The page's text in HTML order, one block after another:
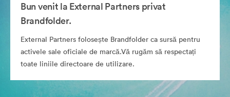
Bun venit la External Partners privat
Brandfolder.
External Partners folosește Brandfolder ca sursă pentru
activele sale oficiale de marcă.Vă rugăm să respectați
toate liniile directoare de utilizare.